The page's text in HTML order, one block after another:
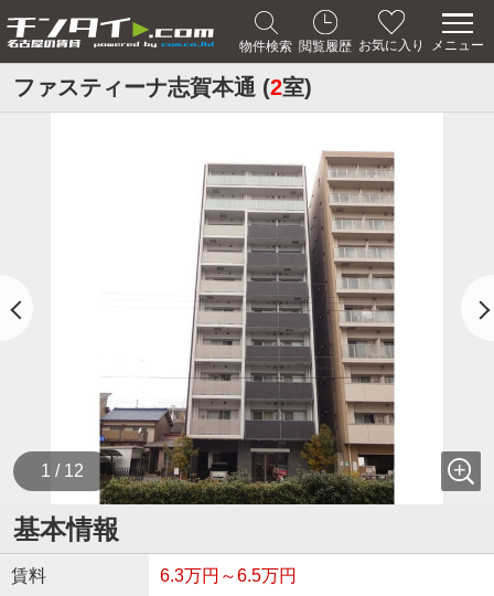
物件検索 閲覧履歴 お気に入り メニュー
ファスティーナ志賀本通 (2室)
1 / 12
基本情報
賃料 6.3万円～6.5万円